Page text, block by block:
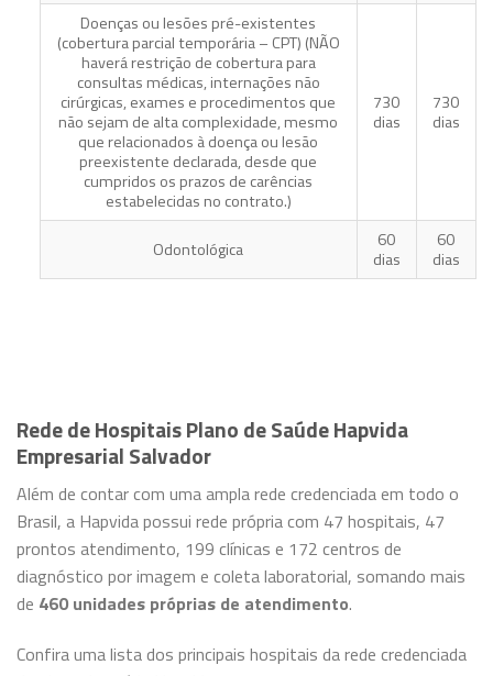
Doenças ou lesões pré-existentes
(cobertura parcial temporária – CPT) (NÃO
haverá restrição de cobertura para
consultas médicas, internações não
cirúrgicas, exames e procedimentos que
não sejam de alta complexidade, mesmo
que relacionados à doença ou lesão
preexistente declarada, desde que
cumpridos os prazos de carências
estabelecidas no contrato.)
730
dias
730
dias
Odontológica
60
dias
60
dias
Rede de Hospitais Plano de Saúde Hapvida
Empresarial Salvador
Além de contar com uma ampla rede credenciada em todo o
Brasil, a Hapvida possui rede própria com 47 hospitais, 47
prontos atendimento, 199 clínicas e 172 centros de
diagnóstico por imagem e coleta laboratorial, somando mais
de 460 unidades próprias de atendimento.
Confira uma lista dos principais hospitais da rede credenciada